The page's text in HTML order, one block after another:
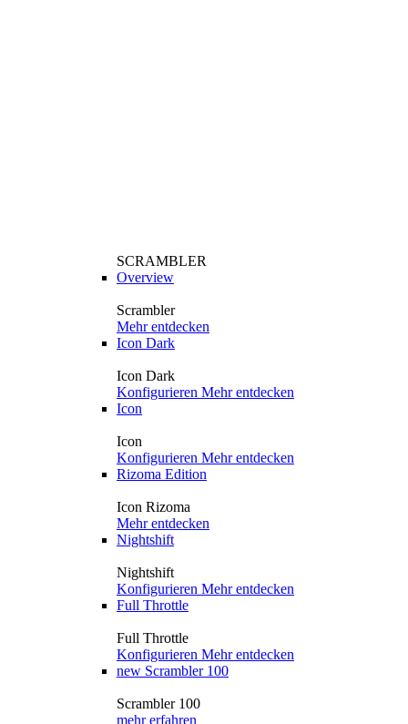
SCRAMBLER
Overview
Scrambler
Mehr entdecken
Icon Dark
Icon Dark
Konfigurieren Mehr entdecken
Icon
Icon
Konfigurieren Mehr entdecken
Rizoma Edition
Icon Rizoma
Mehr entdecken
Nightshift
Nightshift
Konfigurieren Mehr entdecken
Full Throttle
Full Throttle
Konfigurieren Mehr entdecken
new Scrambler 100
Scrambler 100
mehr erfahren